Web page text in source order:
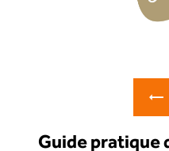
Guide pratique